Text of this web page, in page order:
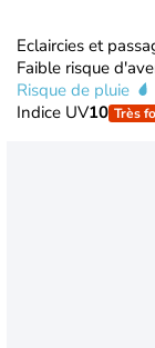
Eclaircies et
Faible risque
Risque de pluie
Indice UV10 Très